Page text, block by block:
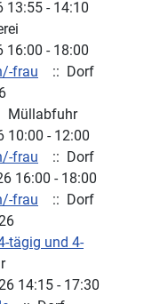
13:55 - 14:10
16:00 - 18:00
frau
:: Dorf
Müllabfuhr
10:00 - 12:00
frau
:: Dorf
16:00 - 18:00
frau
:: Dorf
tägig und 4-
14:15 - 17:30